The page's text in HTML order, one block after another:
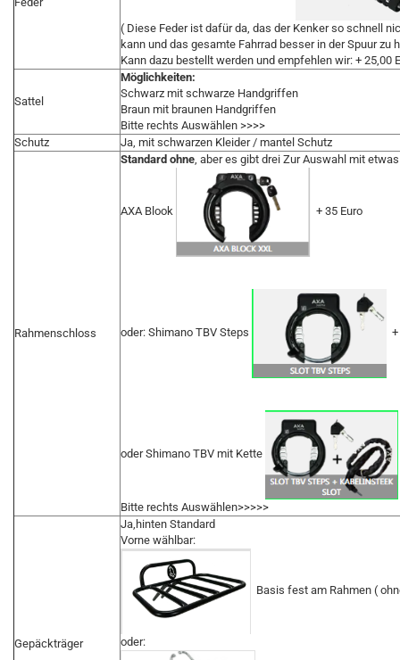
( Diese Feder ist dafür da, das der Kenker so schnell
kann und das gesamte Fahrrad besser in der Spuur zu
Kann dazu bestellt werden und empfehlen wir: + 25,00
Sattel
Möglichkeiten:
Schwarz mit schwarze Handgriffen
Braun mit braunen Handgriffen
Bitte rechts Auswählen >>>>
Schutz
Ja, mit schwarzen Kleider / mantel Schutz
Rahmenschloss
Standard ohne, aber es gibt drei Zur Auswahl mit
AXA Blook + 35 Euro
oder: Shimano TBV Steps
oder Shimano TBV mit Kette
Bitte rechts Auswählen>>>>>
Gepäckträger
Ja,hinten Standard
Vorne wählbar:
Basis fest am Rahmen (
oder: